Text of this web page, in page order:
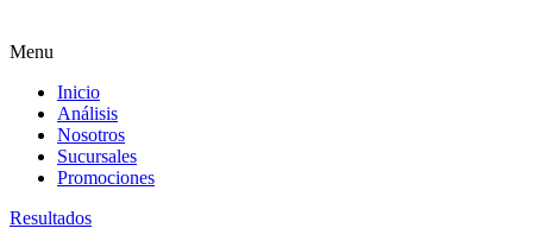
Menu
Inicio
Análisis
Nosotros
Sucursales
Promociones
Resultados